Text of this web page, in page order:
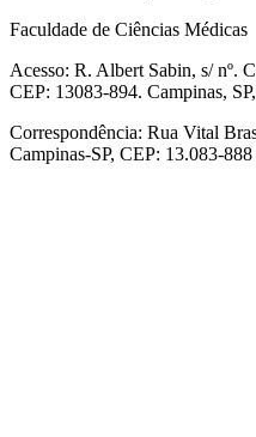
Faculdade de Ciências Médicas
Acesso: R. Albert Sabin, s/ nº.
CEP: 13083-894. Campinas,
Correspondência: Rua Vital
Campinas-SP, CEP: 13.083-